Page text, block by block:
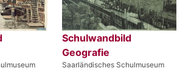
Schulwandbild
Geografie
Saarländisches Schulmuseum